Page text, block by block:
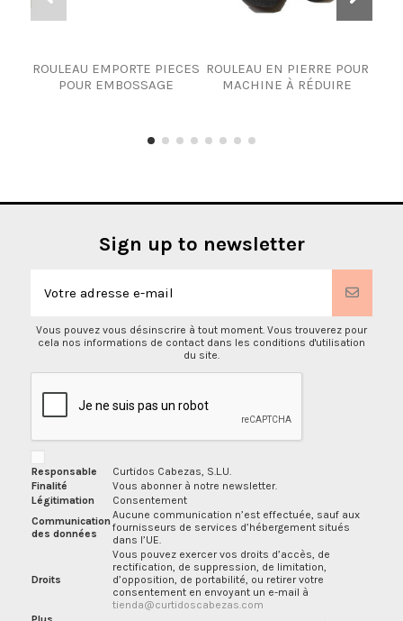
ROULEAU EMPORTE PIECES
POUR EMBOSSAGE
ROULEAU EN PIERRE POUR
MACHINE À RÉDUIRE
Sign up to newsletter
Vous pouvez vous désinscrire à tout moment. Vous trouverez pour
cela nos informations de contact dans les conditions d'utilisation
du site.
Responsable
Curtidos Cabezas, S.L.U.
Finalité
Vous abonner à notre newsletter.
Légitimation
Consentement
Communication
des données
Aucune communication n’est effectuée, sauf aux
fournisseurs de services d’hébergement situés
dans l’UE.
Droits
Vous pouvez exercer vos droits d’accès, de
rectification, de suppression, de limitation,
d’opposition, de portabilité, ou retirer votre
consentement en envoyant un e-mail à
tienda@curtidoscabezas.com